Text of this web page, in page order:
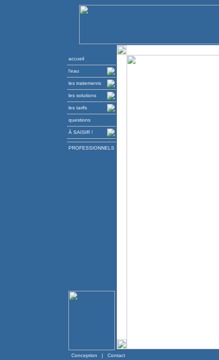
accueil
l'eau
les traitements
les solutions
les tarifs
questions
À SAISIR !
PROFESSIONNELS
Conception | Contact